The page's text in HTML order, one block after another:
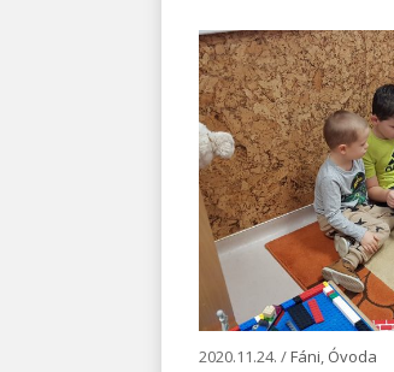
2020.11.24. /Fáni, Óvoda